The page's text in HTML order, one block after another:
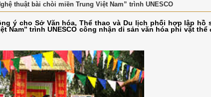
thuật bài chòi miền Trung Việt Nam” trình UNESCO
ý cho Sở Văn hóa, Thể thao và Du lịch phối hợp lập hồ
Nam” trình UNESCO công nhận di sản văn hóa phi vật thể